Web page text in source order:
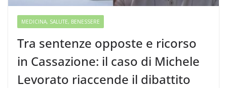
MEDICINA, SALUTE, BENESSERE
Tra sentenze opposte e ricorso
in Cassazione: il caso di Michele
Levorato riaccende il dibattito